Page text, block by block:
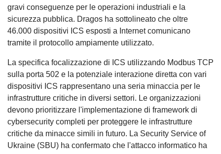
gravi conseguenze per le operazioni industriali e la
sicurezza pubblica. Dragos ha sottolineato che oltre
46.000 dispositivi ICS esposti a Internet comunicano
tramite il protocollo ampiamente utilizzato.
La specifica focalizzazione di ICS utilizzando Modbus TCP
sulla porta 502 e la potenziale interazione diretta con vari
dispositivi ICS rappresentano una seria minaccia per le
infrastrutture critiche in diversi settori. Le organizzazioni
devono prioritizzare l'implementazione di framework di
cybersecurity completi per proteggere le infrastrutture
critiche da minacce simili in futuro. La Security Service of
Ukraine (SBU) ha confermato che l'attacco informatico ha